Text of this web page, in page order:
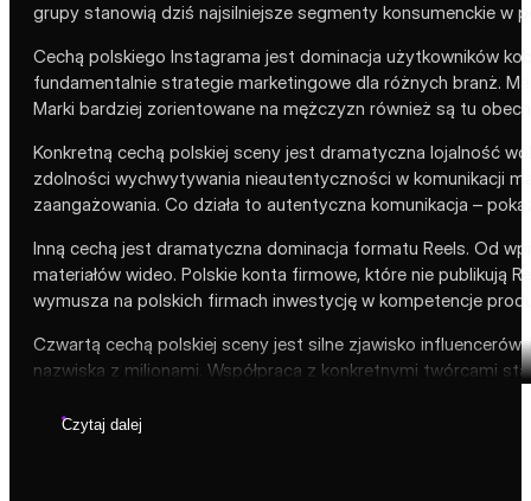
grupy stanowią dziś najsilniejsze segmenty konsumenckie w
Cechą polskiego Instagrama jest dominacja użytkowników
fundamentalnie strategie marketingowe dla różnych branż.
Marki bardziej zorientowane na mężczyzn również są tu
Konkretną cechą polskiej sceny jest dramatyczna lojalność
zdolności wychwytywania nieautentyczności w komunikacji
zaangażowania. Co działa to autentyczna komunikacja –
Inną cechą jest dramatyczna dominacja formatu Reels. Od
materiałów wideo. Polskie konta firmowe, które nie publikują
wymusza na polskich firmach inwestycję w kompetencje
Czwartą cechą polskiej sceny jest silne zjawisko
nazwiska z milionami. Współpraca z konkretnymi twórcami
Czytaj dalej